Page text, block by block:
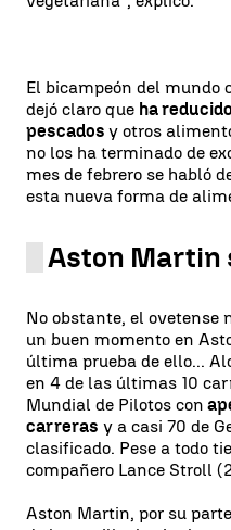
El bicampeón del mundo
dejó claro que ha
pescados y otros
no los ha terminado de
mes de febrero se habló
esta nueva forma de
Aston Martin
No obstante, el ovetense
un buen momento en
última prueba de ello...
en 4 de las últimas 10
Mundial de Pilotos con
carreras y a casi 70 de
clasificado. Pese a todo
compañero Lance Stroll
Aston Martin, por su